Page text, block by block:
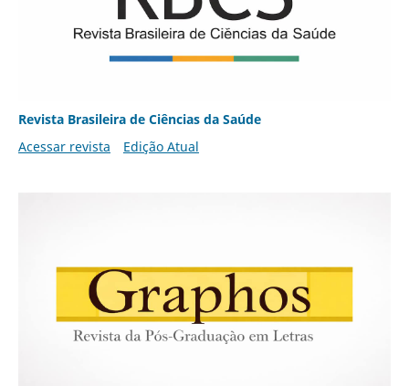
Revista Brasileira de Ciências da Saúde
Acessar revista
Edição Atual